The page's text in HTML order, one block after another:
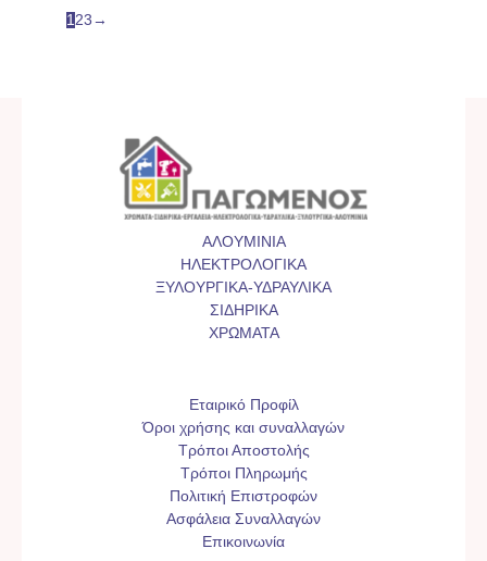
1 23 →
ΑΛΟΥΜΙΝΙΑ
ΗΛΕΚΤΡΟΛΟΓΙΚΑ
ΞΥΛΟΥΡΓΙΚΑ-ΥΔΡΑΥΛΙΚΑ
ΣΙΔΗΡΙΚΑ
ΧΡΩΜΑΤΑ
Εταιρικό Προφίλ
Όροι χρήσης και συναλλαγών
Τρόποι Αποστολής
Τρόποι Πληρωμής
Πολιτική Επιστροφών
Ασφάλεια Συναλλαγών
Επικοινωνία